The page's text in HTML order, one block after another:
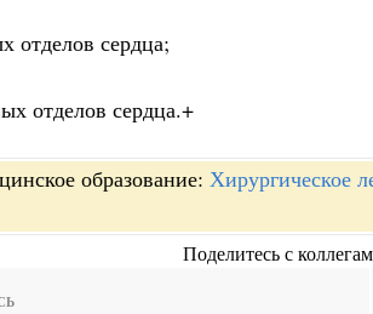
отделов сердца;
отделов сердца.+
образование: Хирургическое
Поделитесь с